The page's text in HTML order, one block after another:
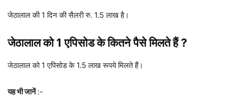
जेठालाल की 1 दिन की सैलरी रु. 1.5 लाख है।
जेठालाल को 1 एपिसोड के कितने पैसे मिलते हैं ?
जेठालाल को 1 एपिसोड के 1.5 लाख रूपये मिलते हैं।
यह भी जानें:-